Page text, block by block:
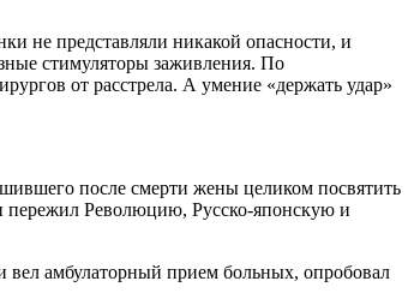
не представляли никакой опасности, и
стимуляторы заживления. По
от расстрела. А умение «держать удар»
после смерти жены целиком посвятить
пережил Революцию, Русско-японскую и
вел амбулаторный прием больных, опробовал